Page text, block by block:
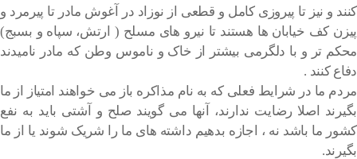
کنند و نیز تا پیروزی کامل و قطعی از نوزاد در آغوش مادر تا پیرمرد و
پیزن کف خیابان ها هستند تا نیرو های مسلح ( ارتش، سپاه و بسبج)
محکم تر و با دلگرمی بیشتر از خاک و ناموس وطن که مادر نامیدند
دفاع کنند .
مردم ما در شرایط فعلی که به نام مذاکره باز می خواهند امتیاز از ما
بگیرند اصلا رضایت ندارند، آنها می گویند صلح و آشتی باید به نفع
کشور ما باشد نه ، اجازه بدهیم داشته های ما را شریک شوند یا از ما
بگیرند.